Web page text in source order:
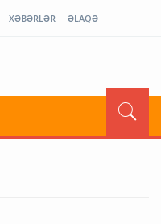
XƏBƏRLƏR ƏLAQƏ